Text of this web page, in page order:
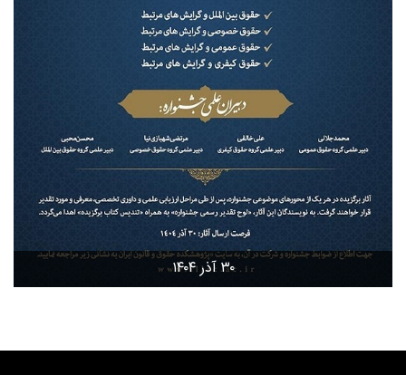
۳۰ آذر ۱۴۰۴